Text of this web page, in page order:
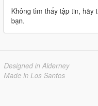
Không tìm thấy tập tin, hãy
bạn.
Designed in Alderney
Made in Los Santos